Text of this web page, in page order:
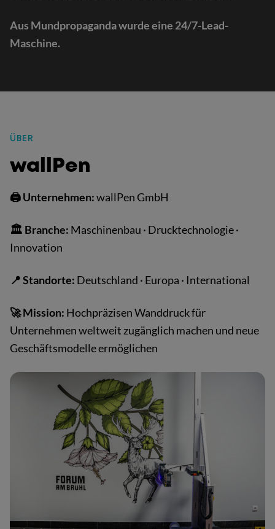
Aus Mundpropaganda wurde eine 24/7-Lead-
Maschine.
ÜBER
:
wallPen
🖨️ Unternehmen:wallPen GmbH
🏛 Branche: Maschinenbau · Drucktechnologie ·
Innovation
📍 Standorte: Deutschland · Europa · International
🚀 Mission: Hochpräzisen Wanddruck für
Unternehmen weltweit zugänglich machen und neue
Geschäftsmodelle ermöglichen